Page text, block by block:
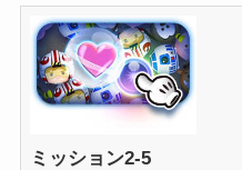
ミッション2-5